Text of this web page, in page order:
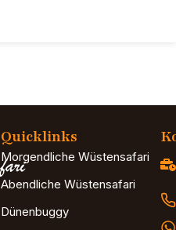
Quicklinks
Morgendliche Wüstensafari
Abendliche Wüstensafari
Dünenbuggy